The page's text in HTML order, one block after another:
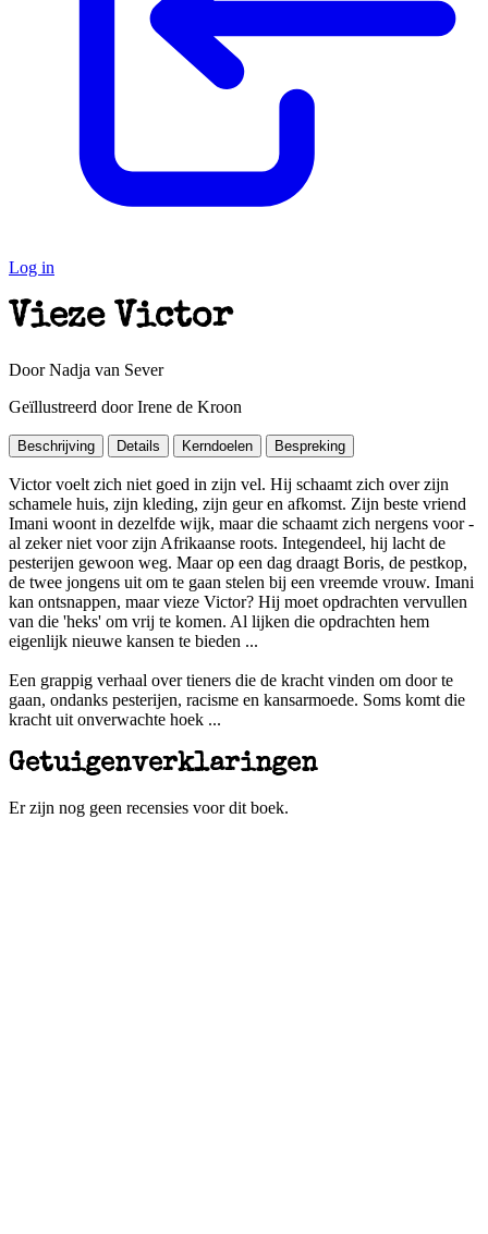
Log in
Vieze Victor
Door Nadja van Sever
Geïllustreerd door Irene de Kroon
Beschrijving Details Kerndoelen Bespreking
Victor voelt zich niet goed in zijn vel. Hij schaamt zich over zijn
schamele huis, zijn kleding, zijn geur en afkomst. Zijn beste vriend
Imani woont in dezelfde wijk, maar die schaamt zich nergens voor -
al zeker niet voor zijn Afrikaanse roots. Integendeel, hij lacht de
pesterijen gewoon weg. Maar op een dag draagt Boris, de pestkop,
de twee jongens uit om te gaan stelen bij een vreemde vrouw. Imani
kan ontsnappen, maar vieze Victor? Hij moet opdrachten vervullen
van die 'heks' om vrij te komen. Al lijken die opdrachten hem
eigenlijk nieuwe kansen te bieden ...
Een grappig verhaal over tieners die de kracht vinden om door te
gaan, ondanks pesterijen, racisme en kansarmoede. Soms komt die
kracht uit onverwachte hoek ...
Getuigenverklaringen
Er zijn nog geen recensies voor dit boek.